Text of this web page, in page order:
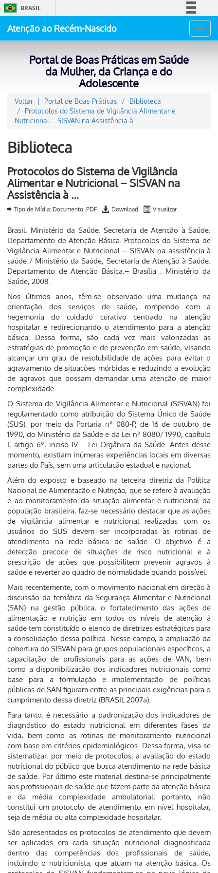
BRASIL
Acesso à informação
Atenção ao Recém-Nascido
Portal de Boas Práticas em Saúde
da Mulher, da Criança e do
Adolescente
Voltar Portal de Boas Práticas
Biblioteca
Protocolos do Sistema de Vigilância Alimentar e
Nutricional – SISVAN na Assistência à …
Biblioteca
Protocolos do Sistema de Vigilância
Alimentar e Nutricional – SISVAN na
Assistência à …
Tipo de Mídia: Documento .PDF Download Visualizar
Brasil. Ministério da Saúde. Secretaria de Atenção à Saúde.
Departamento de Atenção Básica. Protocolos do Sistema de
Vigilância Alimentar e Nutricional – SISVAN na assistência à
saúde / Ministério da Saúde, Secretaria de Atenção à Saúde.
Departamento de Atenção Básica.– Brasília : Ministério da
Saúde, 2008.
Nos últimos anos, têm-se observado uma mudança na
orientação dos serviços de saúde, rompendo com a
hegemonia do cuidado curativo centrado na atenção
hospitalar e redirecionando o atendimento para a atenção
básica. Dessa forma, são cada vez mais valorizadas as
estratégias de promoção e de prevenção em saúde, visando
alcançar um grau de resolubilidade de ações para evitar o
agravamento de situações mórbidas e reduzindo a evolução
de agravos que possam demandar uma atenção de maior
complexidade.
O Sistema de Vigilância Alimentar e Nutricional (SISVAN) foi
regulamentado como atribuição do Sistema Único de Saúde
(SUS), por meio da Portaria nº 080-P, de 16 de outubro de
1990, do Ministério da Saúde e da Lei nº 8080/ 1990, capítulo
I, artigo 6º, inciso IV – Lei Orgânica da Saúde. Antes desse
momento, existiam inúmeras experiências locais em diversas
partes do País, sem uma articulação estadual e nacional.
Além do exposto e baseado na terceira diretriz da Política
Nacional de Alimentação e Nutrição, que se refere à avaliação
e ao monitoramento da situação alimentar e nutricional da
população brasileira, faz-se necessário destacar que as ações
de vigilância alimentar e nutricional realizadas com os
usuários do SUS devem ser incorporadas às rotinas de
atendimento na rede básica de saúde. O objetivo é a
detecção precoce de situações de risco nutricional e à
prescrição de ações que possibilitem prevenir agravos à
saúde e reverter ao quadro de normalidade quando possível.
Mais recentemente, com o movimento nacional em direção à
discussão da temática da Segurança Alimentar e Nutricional
(SAN) na gestão pública, o fortalecimento das ações de
alimentação e nutrição em todos os níveis de atenção à
saúde tem constituído o elenco de diretrizes estratégicas para
a consolidação dessa política. Nesse campo, a ampliação da
cobertura do SISVAN para grupos populacionais específicos, a
capacitação de profissionais para as ações de VAN, bem
como a disponibilização dos indicadores nutricionais como
base para a formulação e implementação de políticas
públicas de SAN figuram entre as principais exigências para o
cumprimento dessa diretriz (BRASIL 2007a).
Para tanto, é necessário a padronização dos indicadores de
diagnóstico do estado nutricional em diferentes fases da
vida, bem como as rotinas de monitoramento nutricional
com base em critérios epidemiológicos. Dessa forma, visa-se
sistematizar, por meio de protocolos, a avaliação do estado
nutricional do público que busca atendimento na rede básica
de saúde. Por último este material destina-se principalmente
aos profissionais de saúde que fazem parte da atenção básica
e da média complexidade ambulatorial; portanto, não
constitui um protocolo de atendimento em nível hospitalar,
seja de média ou alta complexidade hospitalar.
São apresentados os protocolos de atendimento que devem
ser aplicados em cada situação nutricional diagnosticada
dentro das competências dos profissionais de saúde,
incluindo o nutricionista, que atuam na atenção básica. Os